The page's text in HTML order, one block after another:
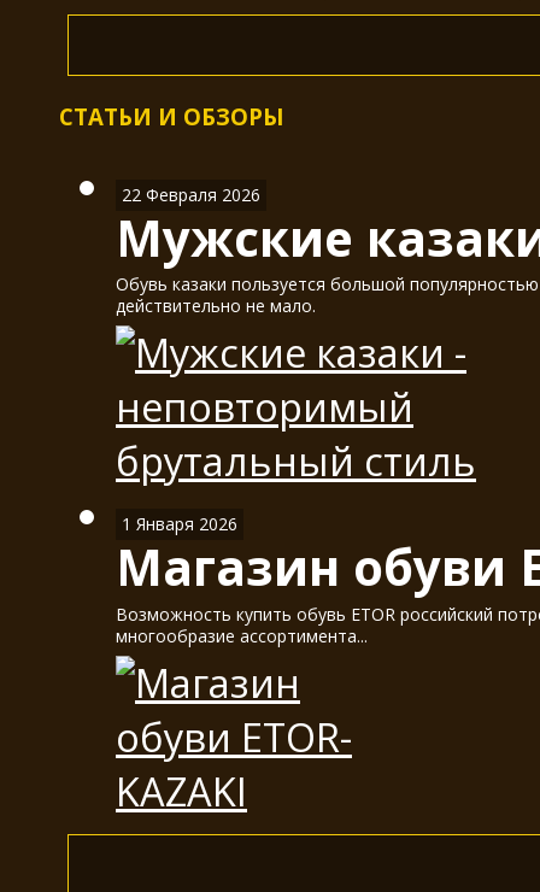
СТАТЬИ И ОБЗОРЫ
22 Февраля 2026
Мужские
Обувь казаки пользуется большой
действительно не мало.
1 Января 2026
Магазин обуви
Возможность купить обувь ETOR российский
многообразие ассортимента...